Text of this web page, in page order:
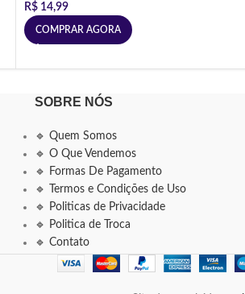
R$ 14,99
COMPRAR AGORA
SOBRE NÓS
🔹 Quem Somos
🔹 O Que Vendemos
🔹 Formas De Pagamento
🔹 Termos e Condições de Uso
🔹 Politicas de Privacidade
🔹 Politica de Troca
🔹 Contato